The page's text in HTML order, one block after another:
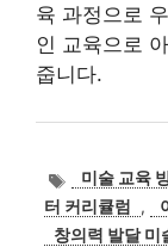
육 과정으로
인 교육으로
줍니다.
태
그
미술 교육
터 커리큘럼
,
창의력 발달 미